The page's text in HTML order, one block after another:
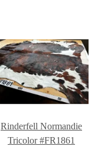
Rinderfell Normandie
Tricolor #FR1861